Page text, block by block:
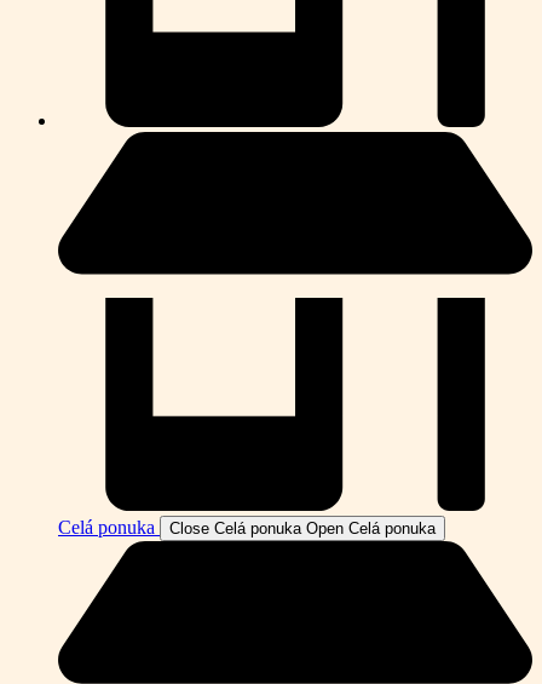
Celá ponuka Close Celá ponuka Open Celá ponuka